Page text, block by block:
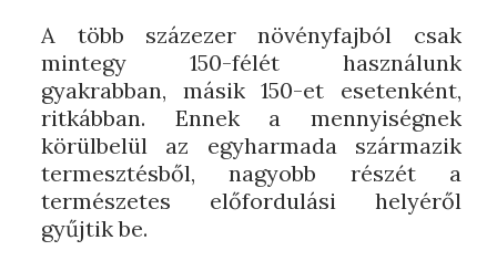
A több százezer növényfajból csak
mintegy 150-félét használunk
gyakrabban, másik 150-et esetenként,
ritkábban. Ennek a mennyiségnek
körülbelül az egyharmada származik
termesztésből, nagyobb részét a
természetes előfordulási helyéről
gyűjtik be.